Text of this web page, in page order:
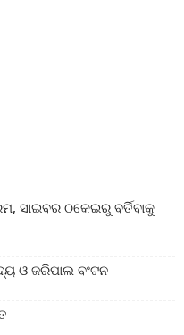
ସାଇବର ଠକେଇରୁ ବର୍ତିବାକୁ
ଓ ଜରିପାଲ ବଂଟନ